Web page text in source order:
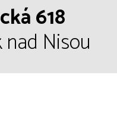
618
nad Nisou